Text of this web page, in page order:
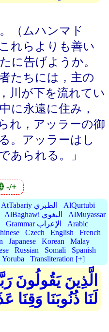
（ムハンマド
れらよりも善い
に告げようか。
たちには，主の
川が下を流れてい
に永遠に住み，
れ，アッラーの御
。アッラーはし
あられる。」
-/+
AtTabariy الطبري
AlQurtubi
AlBaghawi البغوي
AlMuyassar
Grammar الإعراب
Arabic
Czech English
French
Japanese Korean
Malay
Russian Somali
Spanish
Yoruba Transliteration [+]
الَّذِينَ يَقُولُونَ
لَنَا ذُنُوبَنَا وَقِنَا